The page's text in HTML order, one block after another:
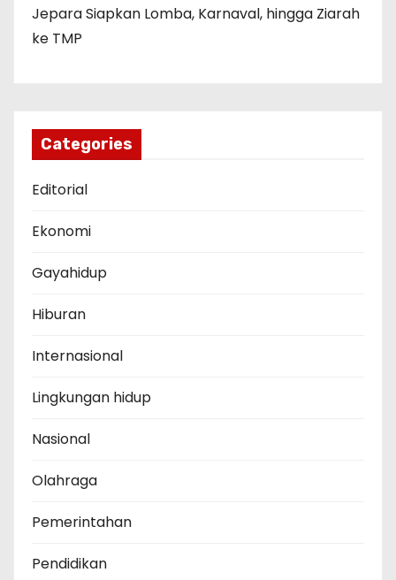
Jepara Siapkan Lomba, Karnaval, hingga Ziarah
ke TMP
Categories
Editorial
Ekonomi
Gayahidup
Hiburan
Internasional
Lingkungan hidup
Nasional
Olahraga
Pemerintahan
Pendidikan